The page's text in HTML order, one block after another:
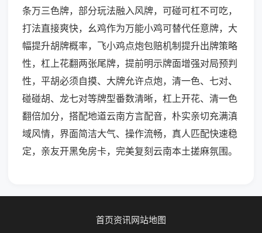
条万三色牌，部分玩法融入风牌，可碰可杠不可吃，
打法直接爽快，幺鸡作为万能小鸡可替代任意牌，大
幅提升胡牌概率，飞小鸡点炮包赔机制提升出牌策略
性，杠上花翻两张尾牌，提前明示牌面增强对局预判
性，平胡必须自摸、大牌允许点炮，清一色、七对、
碰碰胡、龙七对等牌型番数清晰，杠上开花、清一色
翻倍加分，搭配地道云南方言配音，朴实亲切充满滇
域风情，界面简洁大气、操作流畅，真人匹配快速稳
定，亲友开黑免房卡，完美复刻云南本土搓麻氛围。
首页资讯网站地图